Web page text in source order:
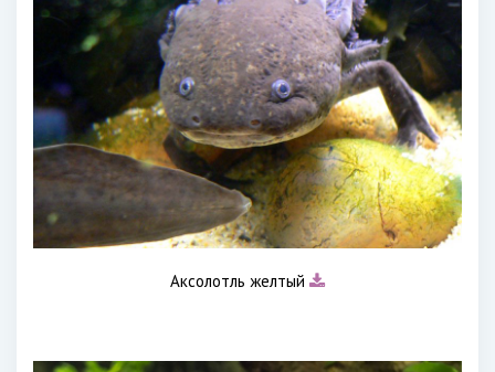
Аксолотль желтый